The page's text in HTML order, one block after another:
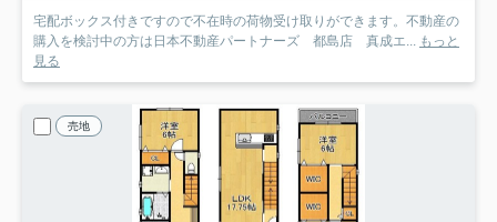
宅配ボックス付きですので不在時の荷物受け取りができます。不動産の
購入を検討中の方は日本不動産パートナーズ 都島店 真成エ... もっと
見る
売地